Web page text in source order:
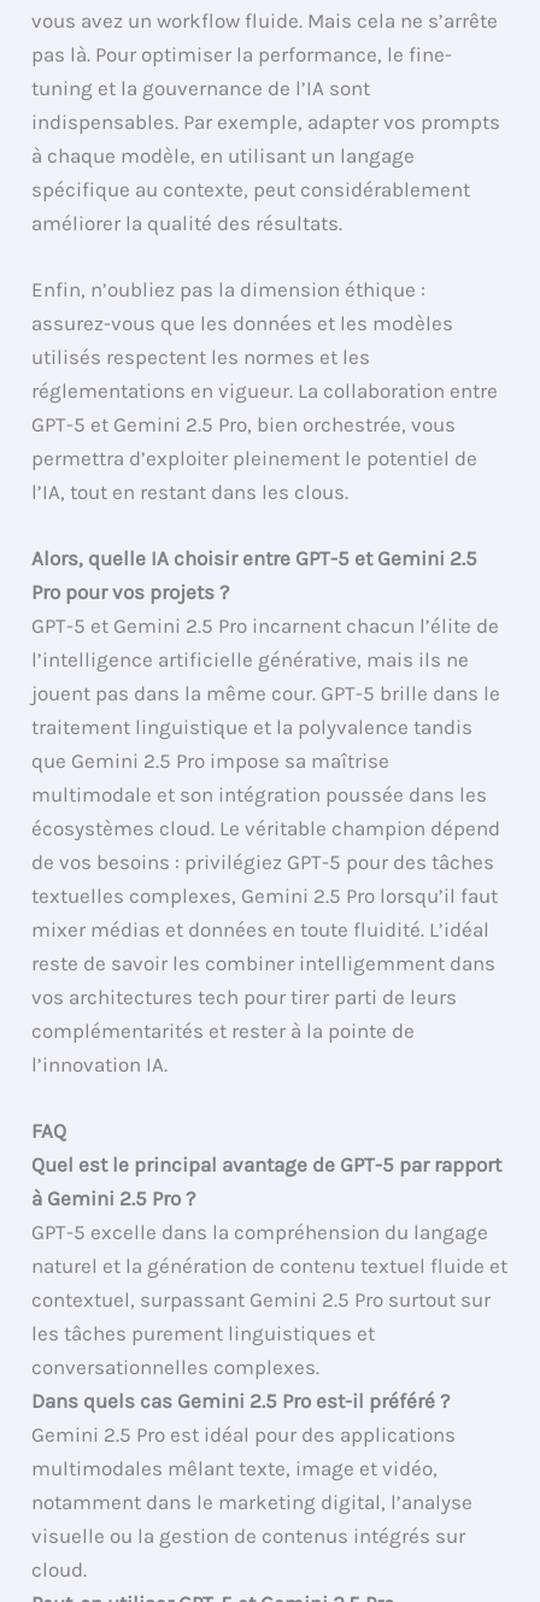
vous avez un workflow fluide. Mais cela ne s’arrête
pas là. Pour optimiser la performance, le fine-
tuning et la gouvernance de l’IA sont
indispensables. Par exemple, adapter vos prompts
à chaque modèle, en utilisant un langage
spécifique au contexte, peut considérablement
améliorer la qualité des résultats.
Enfin, n’oubliez pas la dimension éthique :
assurez-vous que les données et les modèles
utilisés respectent les normes et les
réglementations en vigueur. La collaboration entre
GPT-5 et Gemini 2.5 Pro, bien orchestrée, vous
permettra d’exploiter pleinement le potentiel de
l’IA, tout en restant dans les clous.
Alors, quelle IA choisir entre GPT-5 et Gemini 2.5
Pro pour vos projets ?
GPT-5 et Gemini 2.5 Pro incarnent chacun l’élite de
l’intelligence artificielle générative, mais ils ne
jouent pas dans la même cour. GPT-5 brille dans le
traitement linguistique et la polyvalence tandis
que Gemini 2.5 Pro impose sa maîtrise
multimodale et son intégration poussée dans les
écosystèmes cloud. Le véritable champion dépend
de vos besoins : privilégiez GPT-5 pour des tâches
textuelles complexes, Gemini 2.5 Pro lorsqu’il faut
mixer médias et données en toute fluidité. L’idéal
reste de savoir les combiner intelligemment dans
vos architectures tech pour tirer parti de leurs
complémentarités et rester à la pointe de
l’innovation IA.
FAQ
Quel est le principal avantage de GPT-5 par rapport
à Gemini 2.5 Pro ?
GPT-5 excelle dans la compréhension du langage
naturel et la génération de contenu textuel fluide et
contextuel, surpassant Gemini 2.5 Pro surtout sur
les tâches purement linguistiques et
conversationnelles complexes.
Dans quels cas Gemini 2.5 Pro est-il préféré ?
Gemini 2.5 Pro est idéal pour des applications
multimodales mêlant texte, image et vidéo,
notamment dans le marketing digital, l’analyse
visuelle ou la gestion de contenus intégrés sur
cloud.